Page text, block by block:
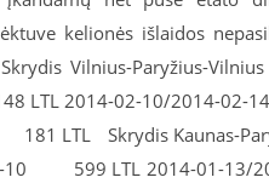
kelionės išlaidos
Vilnius-Paryžius-
LTL 2014-02-10/2014-
LTL Skrydis Kaunas-
10 599 LTL 2014-01-